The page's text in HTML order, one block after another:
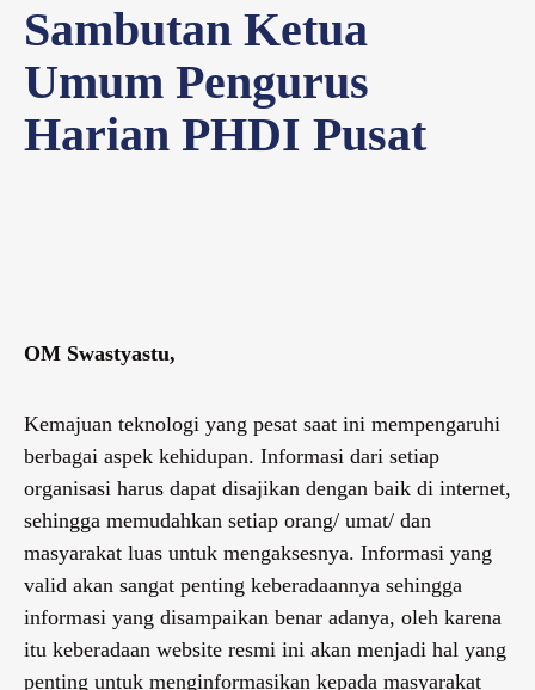
Sambutan Ketua
Umum Pengurus
Harian PHDI Pusat
OM Swastyastu,
Kemajuan teknologi yang pesat saat ini mempengaruhi
berbagai aspek kehidupan. Informasi dari setiap
organisasi harus dapat disajikan dengan baik di internet,
sehingga memudahkan setiap orang/ umat/ dan
masyarakat luas untuk mengaksesnya. Informasi yang
valid akan sangat penting keberadaannya sehingga
informasi yang disampaikan benar adanya, oleh karena
itu keberadaan website resmi ini akan menjadi hal yang
penting untuk menginformasikan kepada masyarakat